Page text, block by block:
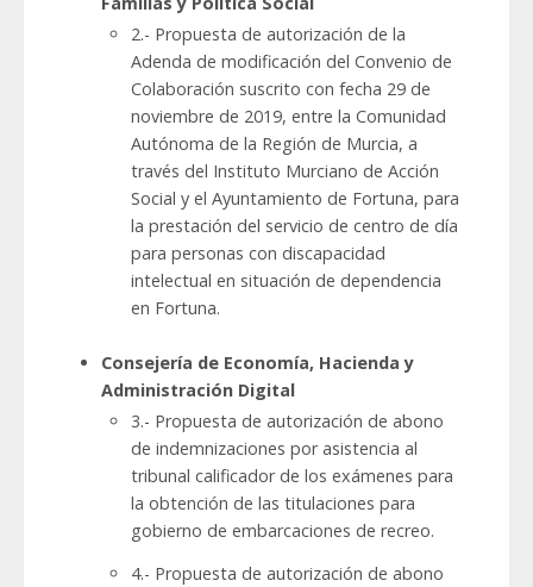
2.- Propuesta de autorización de la
Adenda de modificación del Convenio de
Colaboración suscrito con fecha 29 de
noviembre de 2019, entre la Comunidad
Autónoma de la Región de Murcia, a
través del Instituto Murciano de Acción
Social y el Ayuntamiento de Fortuna, para
la prestación del servicio de centro de día
para personas con discapacidad
intelectual en situación de dependencia
en Fortuna.
Consejería de Economía, Hacienda y
Administración Digital
3.- Propuesta de autorización de abono
de indemnizaciones por asistencia al
tribunal calificador de los exámenes para
la obtención de las titulaciones para
gobierno de embarcaciones de recreo.
4.- Propuesta de autorización de abono